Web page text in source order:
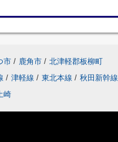
市 / 鹿角市 / 北津軽郡板柳町
/ 津軽線 / 東北本線 / 秋田新幹線
崎